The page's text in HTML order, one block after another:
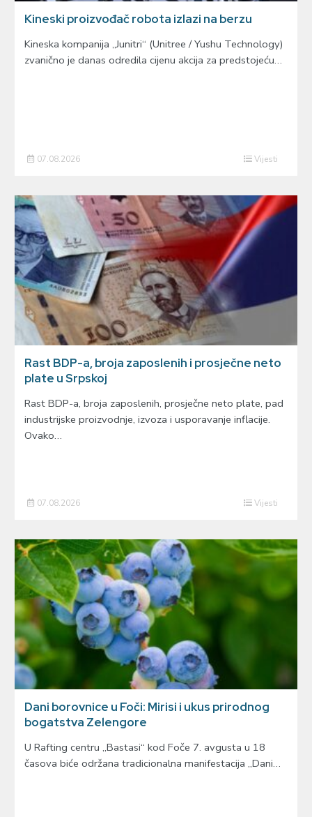
Kineski proizvođač robota izlazi na berzu
Kineska kompanija „Junitri“ (Unitree / Yushu Technology)
zvanično je danas odredila cijenu akcija za predstojeću…
07.08.2026 Vijesti
Rast BDP-a, broja zaposlenih i prosječne neto
plate u Srpskoj
Rast BDP-a, broja zaposlenih, prosječne neto plate, pad
industrijske proizvodnje, izvoza i usporavanje inflacije.
Ovako…
07.08.2026 Vijesti
Dani borovnice u Foči: Mirisi i ukus prirodnog
bogatstva Zelengore
U Rafting centru „Bastasi“ kod Foče 7. avgusta u 18
časova biće održana tradicionalna manifestacija „Dani…